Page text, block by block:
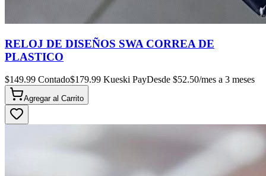
RELOJ DE DISEÑOS SWA CORREA DE
PLASTICO
$149.99 Contado$179.99 Kueski PayDesde $52.50/mes a 3 meses
Agregar al Carrito